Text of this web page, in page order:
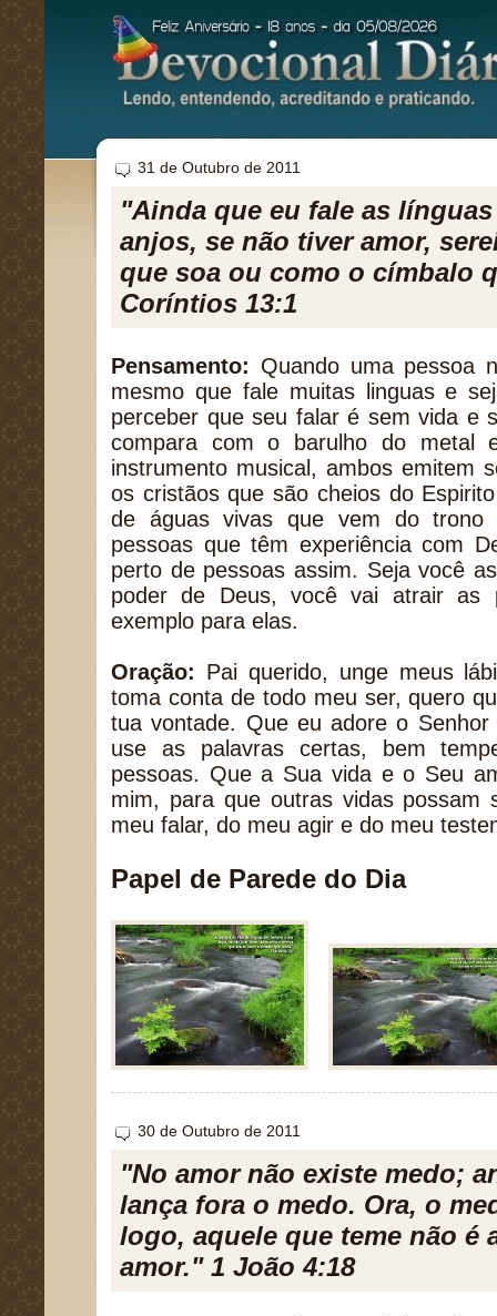
31 de Outubro de 2011
"Ainda que eu fale as
anjos, se não tiver amor,
que soa ou como o címbalo
Coríntios 13:1
Pensamento: Quando uma pessoa
mesmo que fale muitas linguas e
perceber que seu falar é sem vida e
compara com o barulho do metal
instrumento musical, ambos emitem
os cristãos que são cheios do
de águas vivas que vem do
pessoas que têm experiência com
perto de pessoas assim. Seja você
poder de Deus, você vai atrair as
exemplo para elas.
Oração: Pai querido, unge meus
toma conta de todo meu ser, quero
tua vontade. Que eu adore o
use as palavras certas, bem
pessoas. Que a Sua vida e o Seu
mim, para que outras vidas possam
meu falar, do meu agir e do meu
Papel de Parede do Dia
30 de Outubro de 2011
"No amor não existe medo;
lança fora o medo. Ora, o
logo, aquele que teme não é
amor." 1 João 4:18